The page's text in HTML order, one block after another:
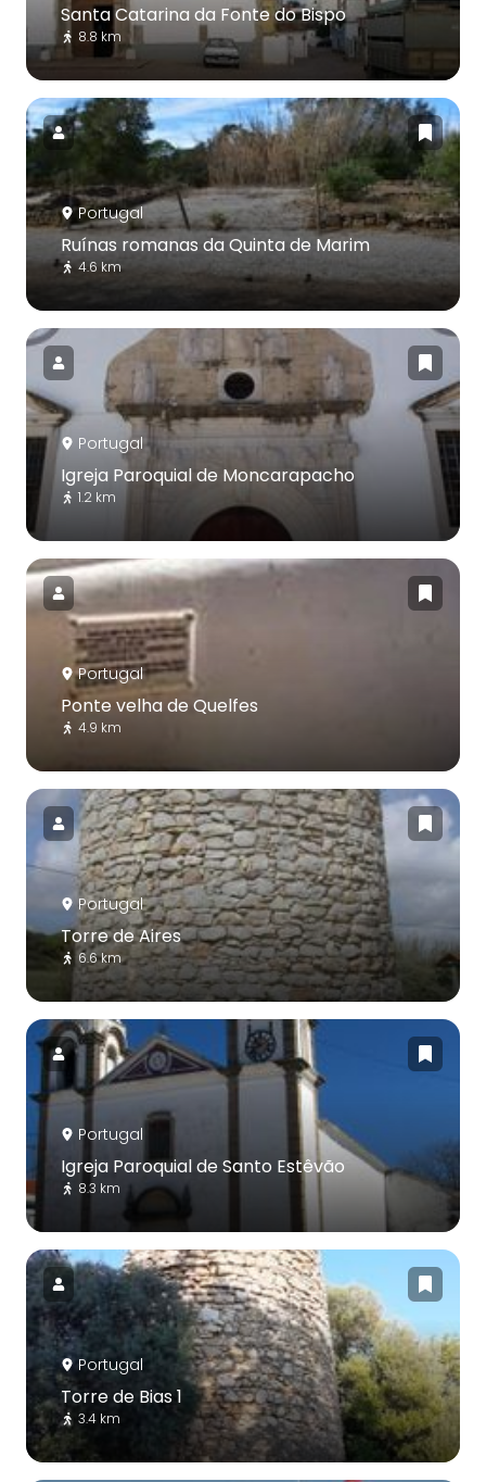
Santa Catarina da Fonte do Bispo
8.8 km
Portugal
Ruínas romanas da Quinta de Marim
4.6 km
Portugal
Igreja Paroquial de Moncarapacho
1.2 km
Portugal
Ponte velha de Quelfes
4.9 km
Portugal
Torre de Aires
6.6 km
Portugal
Igreja Paroquial de Santo Estêvão
8.3 km
Portugal
Torre de Bias 1
3.4 km